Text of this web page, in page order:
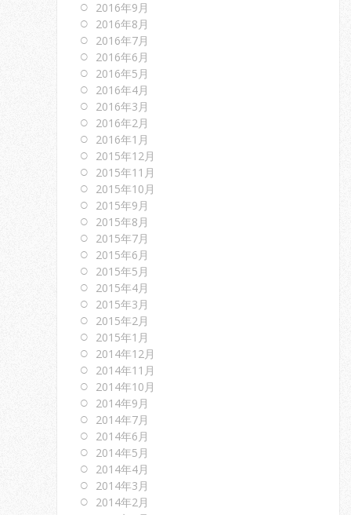
2016年9月
2016年8月
2016年7月
2016年6月
2016年5月
2016年4月
2016年3月
2016年2月
2016年1月
2015年12月
2015年11月
2015年10月
2015年9月
2015年8月
2015年7月
2015年6月
2015年5月
2015年4月
2015年3月
2015年2月
2015年1月
2014年12月
2014年11月
2014年10月
2014年9月
2014年7月
2014年6月
2014年5月
2014年4月
2014年3月
2014年2月